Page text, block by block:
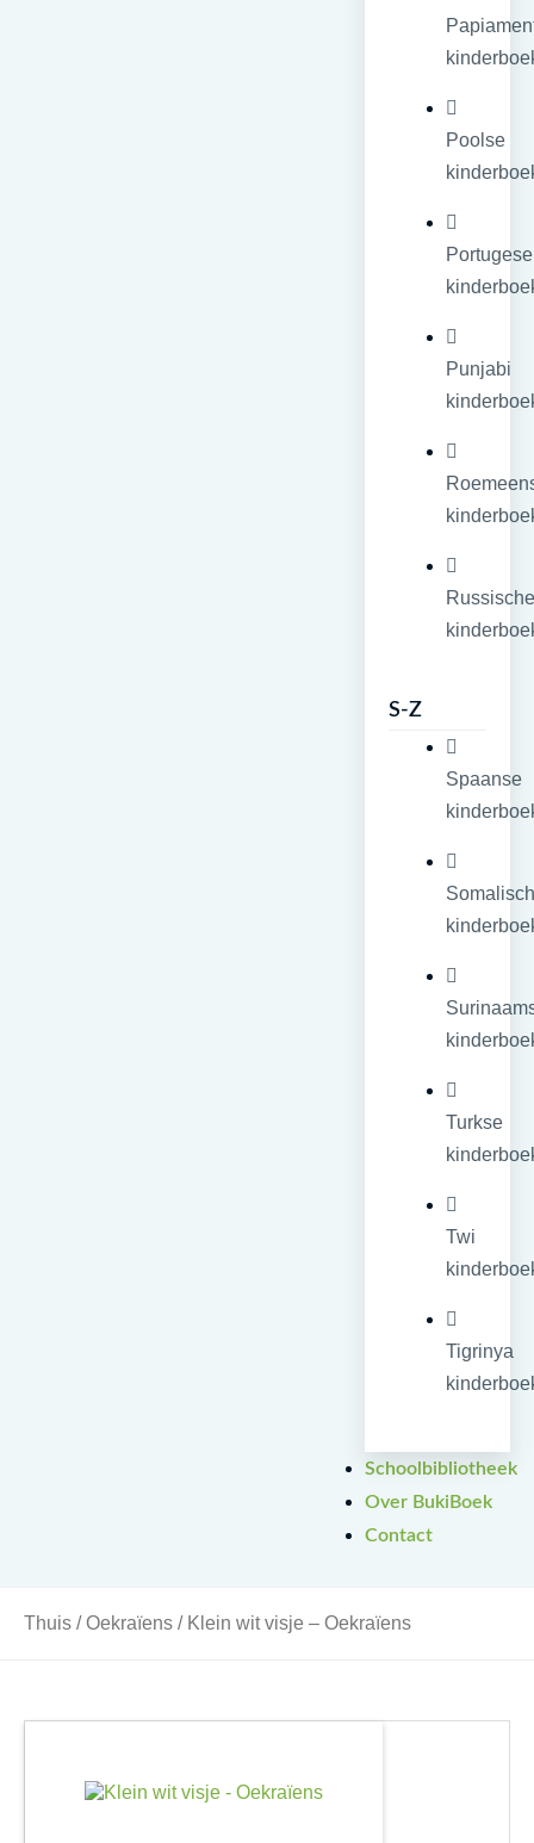
Poolse
Portugese
Punjabi
Russische
S-Z
Spaanse
Turkse
Twi
Tigrinya
Schoolbibliotheek
Over BukiBoek
Contact
Thuis /Oekraïens / Klein wit visje – Oekraïens